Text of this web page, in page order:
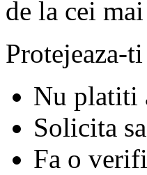
de la cei
Protejeaza-
Nu platiti
Solicita
Fa o